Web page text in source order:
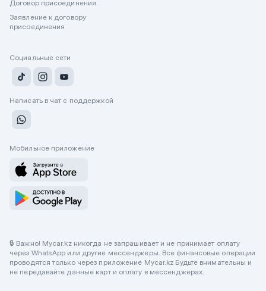
Договор присоединения
Заявление к договору
присоединения
Социальные сети
Написать в чат с поддержкой
Мобильное приложение
🔒 Важно! Mycar.kz никогда не запрашивает и не принимает оплату
через WhatsApp или другие мессенджеры. Все финансовые операции
проводятся только через приложение Mycar.kz Будьте внимательны и
не передавайте данные карт и оплату в мессенджерах.